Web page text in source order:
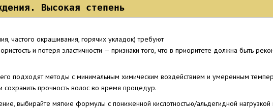
Высокая степень
частого окрашивания, горячих укладок) требуют
и потеря эластичности — признаки того, что в приоритете должна быть
подходят методы с минимальным химическим воздействием и умеренным
сохранить прочность волос во время процедур.
выбирайте мягкие формулы с пониженной кислотностью/альдегидной